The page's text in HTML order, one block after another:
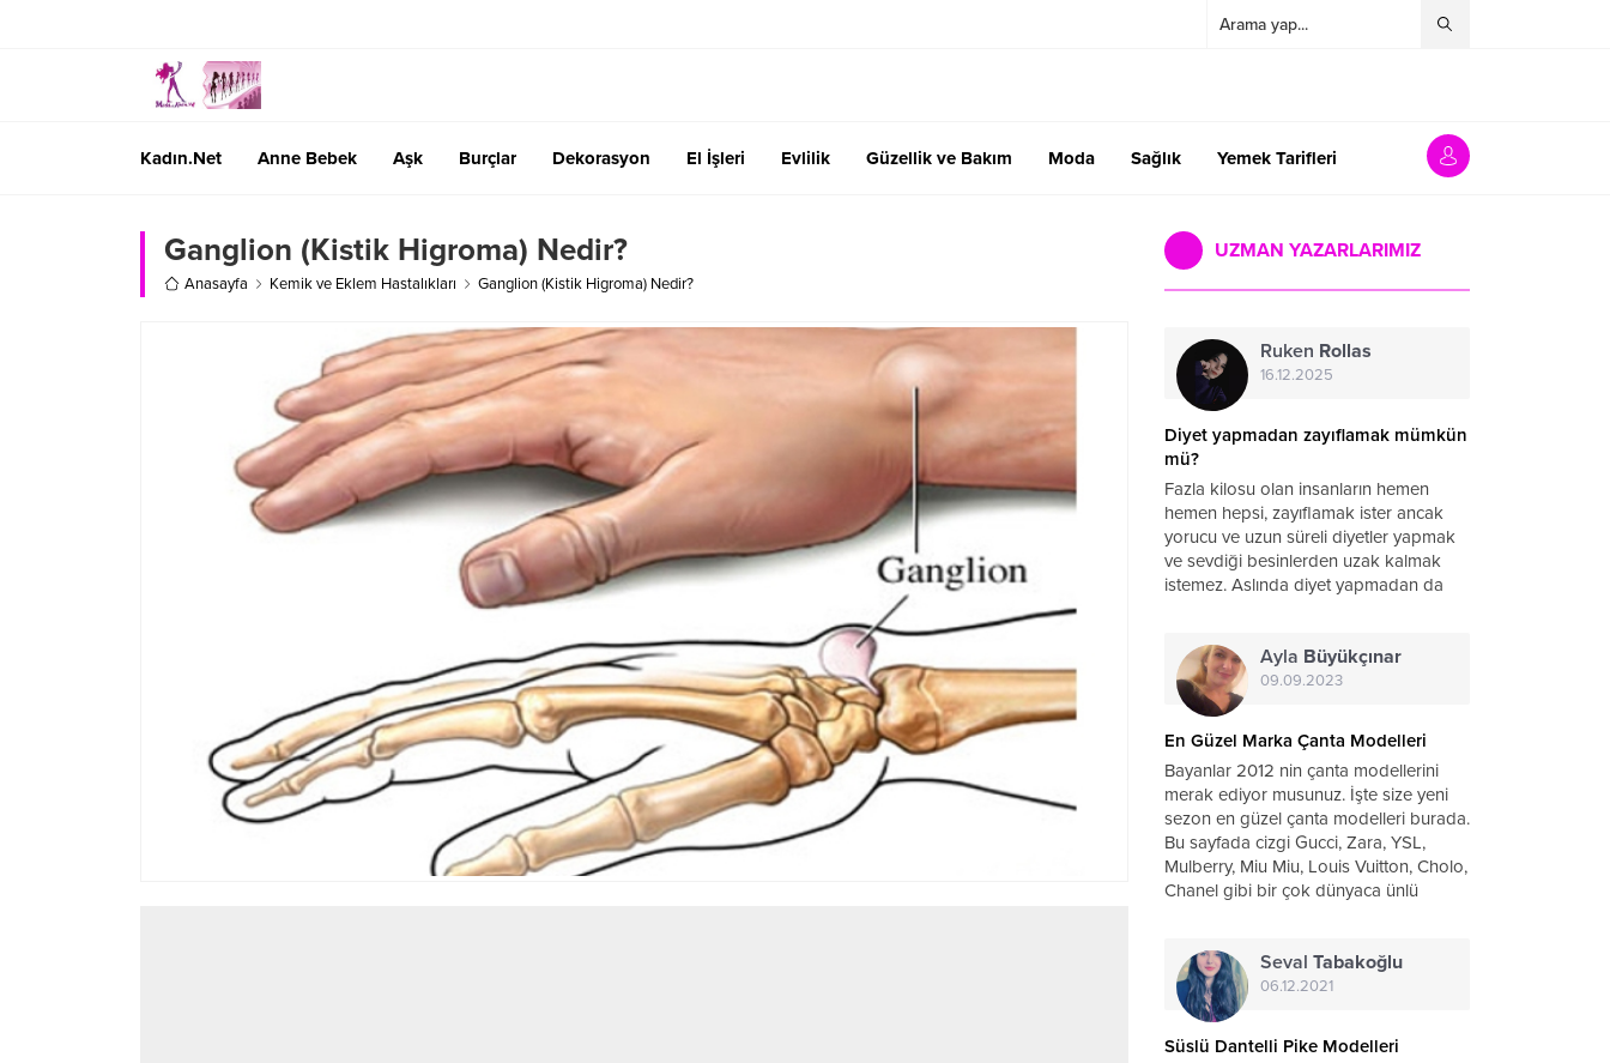
Kadın.Net Anne Bebek Aşk Burçlar Dekorasyon El İşleri Evlilik Güzellik ve Bakım Moda Sağlık Yemek Tarifleri
Ganglion (Kistik Higroma) Nedir?
Anasayfa Kemik ve Eklem Hastalıkları Ganglion (Kistik Higroma) Nedir?
UZMAN YAZARLARIMIZ
Ruken Rollas
16.12.2025
Diyet yapmadan zayıflamak mümkün
mü?
Fazla kilosu olan insanların hemen
hemen hepsi, zayıflamak ister ancak
yorucu ve uzun süreli diyetler yapmak
ve sevdiği besinlerden uzak kalmak
istemez. Aslında diyet yapmadan da
etmeniz gereken bir kaç küçük...
Ayla Büyükçınar
09.09.2023
En Güzel Marka Çanta Modelleri
Bayanlar 2012 nin çanta modellerini
merak ediyor musunuz. İşte size yeni
sezon en güzel çanta modelleri burada.
Bu sayfada cizgi Gucci, Zara, YSL,
Mulberry, Miu Miu, Louis Vuitton, Cholo,
Chanel gibi bir çok dünyaca ünlü
Seval Tabakoğlu
06.12.2021
Süslü Dantelli Pike Modelleri